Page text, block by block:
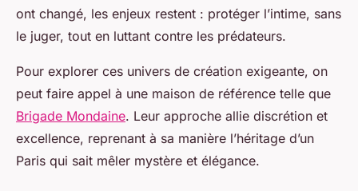
ont changé, les enjeux restent : protéger l’intime, sans
le juger, tout en luttant contre les prédateurs.
Pour explorer ces univers de création exigeante, on
peut faire appel à une maison de référence telle que
Brigade Mondaine. Leur approche allie discrétion et
excellence, reprenant à sa manière l’héritage d’un
Paris qui sait mêler mystère et élégance.